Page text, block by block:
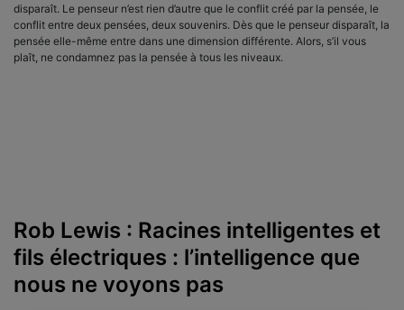
disparaît. Le penseur n’est rien d’autre que le conflit créé par la pensée, le
conflit entre deux pensées, deux souvenirs. Dès que le penseur disparaît, la
pensée elle-même entre dans une dimension différente. Alors, s’il vous
plaît, ne condamnez pas la pensée à tous les niveaux.
Rob Lewis : Racines intelligentes et
fils électriques : l’intelligence que
nous ne voyons pas